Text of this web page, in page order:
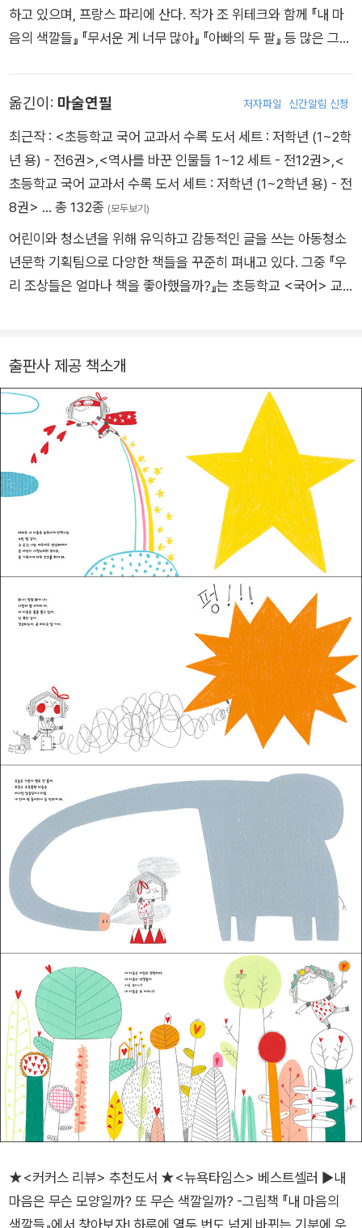
하고 있으며, 프랑스 파리에 산다. 작가 조 위테크와 함께 『내 마
음의 색깔들』 『무서운 게 너무 많아』 『아빠의 두 팔』 등 많은 그림
옮긴이: 마술연필 저자파일 신간알림 신청
최근작 : <초등학교 국어 교과서 수록 도서 세트 : 저학년 (1~2학
년 용) - 전6권> <역사를 바꾼 인물들 1~12 세트 - 전12권> <
초등학교 국어 교과서 수록 도서 세트 : 저학년 (1~2학년 용) - 전
8권> … 총 132종 (모두보기)
어린이와 청소년을 위해 유익하고 감동적인 글을 쓰는 아동청소
년문학 기획팀으로 다양한 책들을 꾸준히 펴내고 있다. 그중 『우
리 조상들은 얼마나 책을 좋아했을까?』는 초등학교 <국어> 교
명이 들려주는 이야기』, 옮긴 책으로 『재미있는 내 얼굴』 『화가
점프 선수야』 『데이비드 호크니, 보고 또 보고 그리다』 등이 있다.
출판사 제공 책소개
★<커커스 리뷰> 추천도서 ★<뉴욕타임스> 베스트셀러 ▶내
마음은 무슨 모양일까? 또 무슨 색깔일까? -그림책 『내 마음의